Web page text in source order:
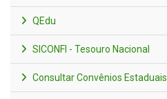
QEdu
SICONFI - Tesouro Nacional
Consultar Convênios Estaduais